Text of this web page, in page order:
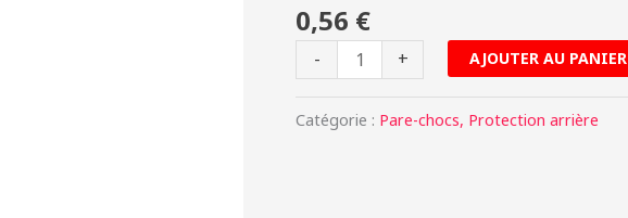
0,56 €
-
D.M10A.A.+
+
AJOUTER AU PANIER
Catégorie : Pare-chocs, Protection arrière